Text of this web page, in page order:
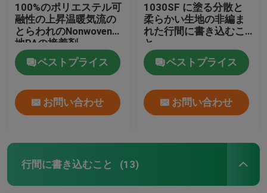
100%のポリエステル可
融性の上昇温暖気流の
とらわれのNonwoven生
地PAの接着剤
ベストプライス
お問い合わせ
1030SF に塗る分散と
柔らかい生地の非編ま
れた行間に書き込むこ
と
ベストプライス
お問い合わせ
行間に書き込むこと (13)